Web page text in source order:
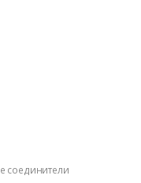
соединители